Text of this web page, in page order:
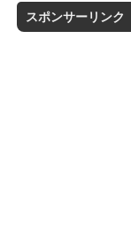
スポンサーリンク